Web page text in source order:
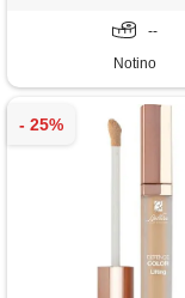
--
Notino